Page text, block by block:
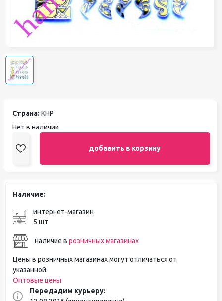
Страна: КНР
Нет в наличии
добавить в корзину
Наличие:
интернет-магазин
5 шт
наличие в розничных магазинах
Цены в розничных магазинах могут отличаться от
указанной.
Оптовые цены
Передадим курьеру: